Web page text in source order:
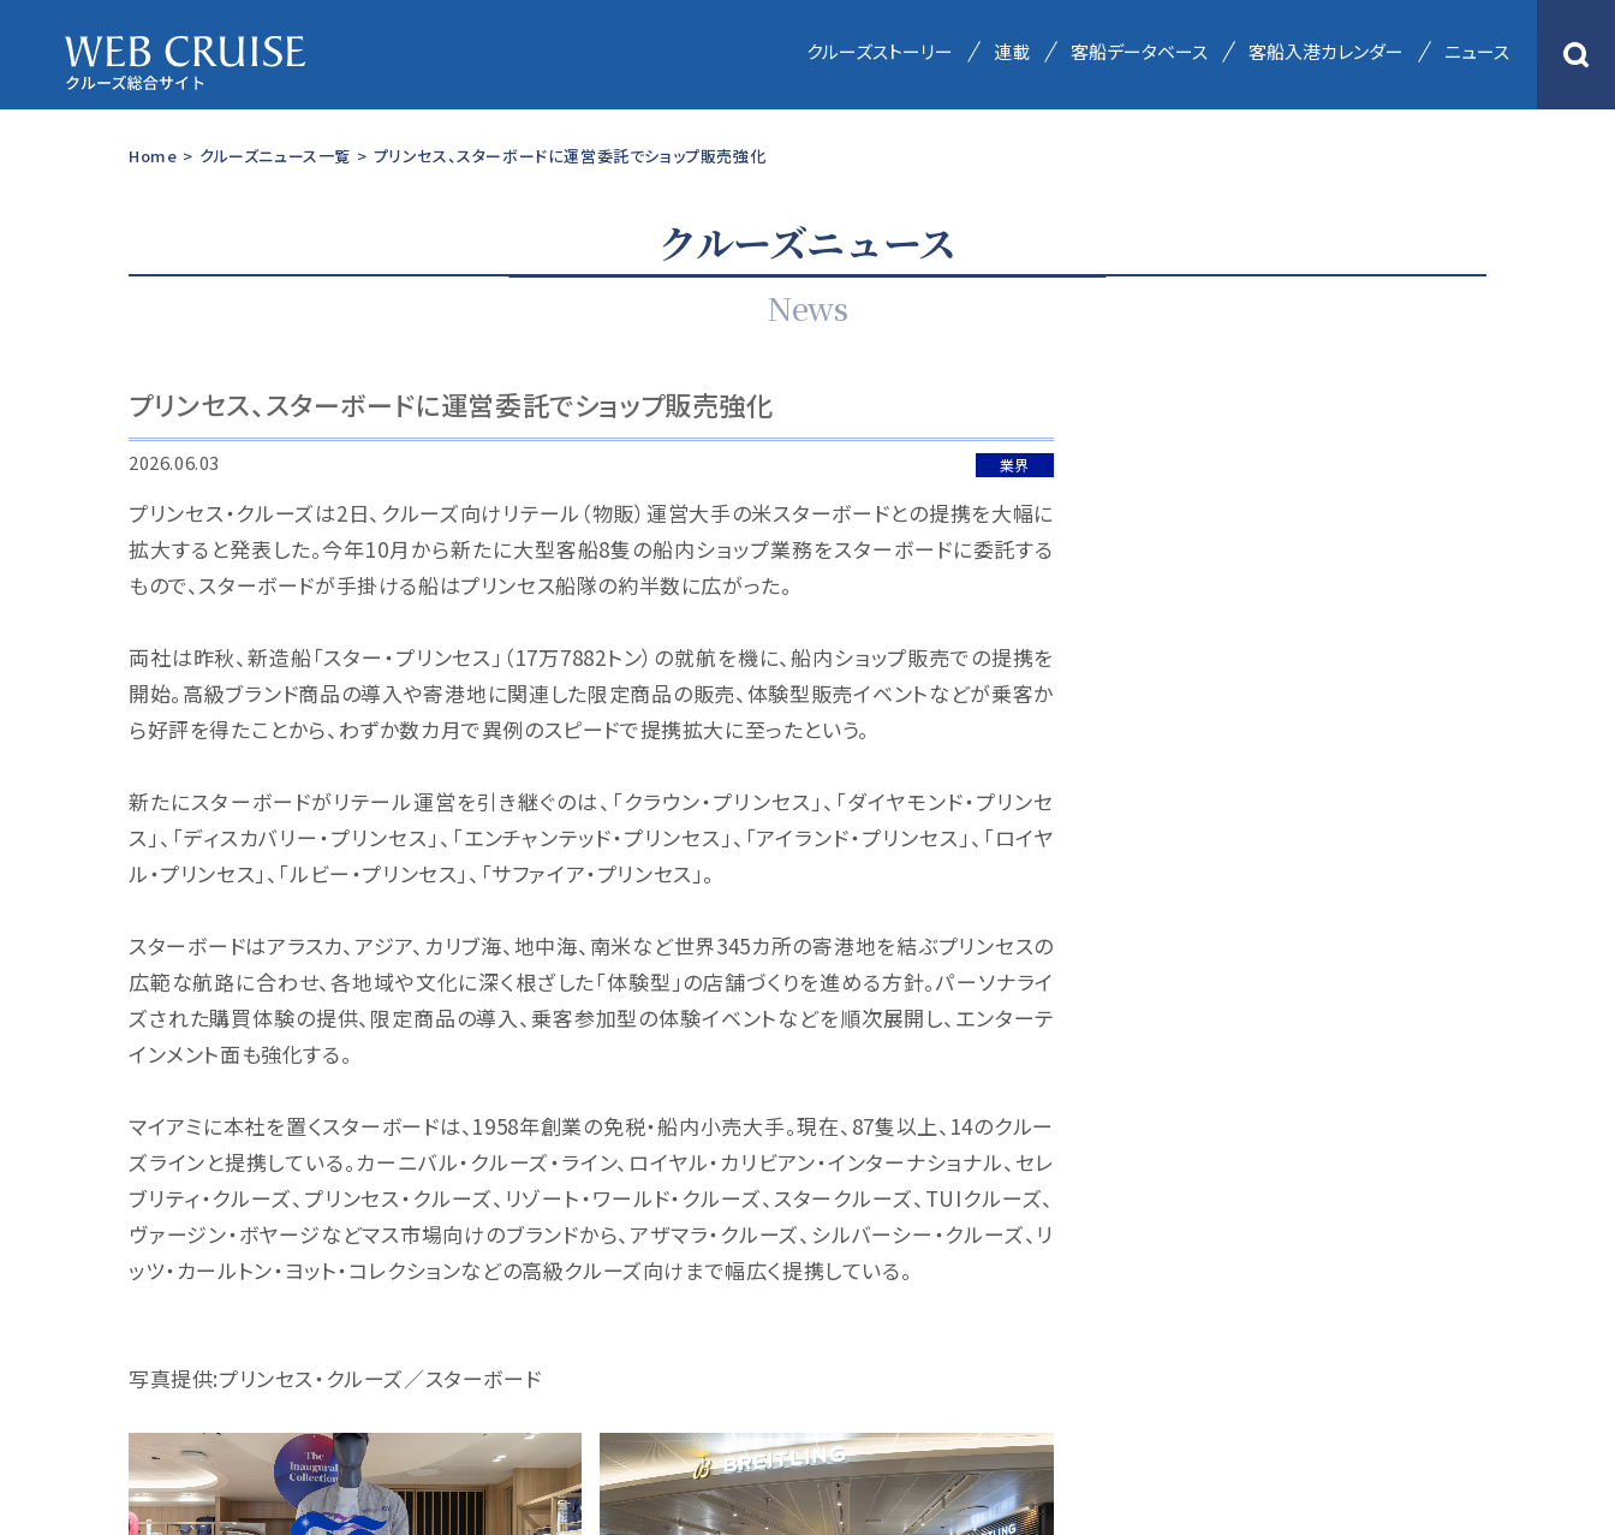
クルーズストーリー 連載 客船データベース 客船入港カレンダー ニュース
Home > クルーズニュース一覧 > プリンセス、スターボードに運営委託でショップ販売強化
クルーズニュース
News
プリンセス、スターボードに運営委託でショップ販売強化
2026.06.03 業界
プリンセス・クルーズは2日、クルーズ向けリテール（物販）運営大手の米スターボードとの提携を大幅に
拡大すると発表した。今年10月から新たに大型客船8隻の船内ショップ業務をスターボードに委託する
もので、スターボードが手掛ける船はプリンセス船隊の約半数に広がった。
両社は昨秋、新造船「スター・プリンセス」（17万7882トン）の就航を機に、船内ショップ販売での提携を
開始。高級ブランド商品の導入や寄港地に関連した限定商品の販売、体験型販売イベントなどが乗客か
ら好評を得たことから、わずか数カ月で異例のスピードで提携拡大に至ったという。
新たにスターボードがリテール運営を引き継ぐのは、「クラウン・プリンセス」、「ダイヤモンド・プリンセ
ス」、「ディスカバリー・プリンセス」、「エンチャンテッド・プリンセス」、「アイランド・プリンセス」、「ロイヤ
ル・プリンセス」、「ルビー・プリンセス」、「サファイア・プリンセス」。
スターボードはアラスカ、アジア、カリブ海、地中海、南米など世界345カ所の寄港地を結ぶプリンセスの
広範な航路に合わせ、各地域や文化に深く根ざした「体験型」の店舗づくりを進める方針。パーソナライ
ズされた購買体験の提供、限定商品の導入、乗客参加型の体験イベントなどを順次展開し、エンターテ
インメント面も強化する。
マイアミに本社を置くスターボードは、1958年創業の免税・船内小売大手。現在、87隻以上、14のクルー
ズラインと提携している。カーニバル・クルーズ・ライン、ロイヤル・カリビアン・インターナショナル、セレ
ブリティ・クルーズ、プリンセス・クルーズ、リゾート・ワールド・クルーズ、スタークルーズ、TUIクルーズ、
ヴァージン・ボヤージなどマス市場向けのブランドから、アザマラ・クルーズ、シルバーシー・クルーズ、リ
ッツ・カールトン・ヨット・コレクションなどの高級クルーズ向けまで幅広く提携している。
写真提供:プリンセス・クルーズ／スターボード